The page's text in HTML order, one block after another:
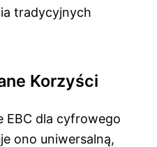
tradycyjnych
Korzyści
EBC dla cyfrowego
ono uniwersalną,